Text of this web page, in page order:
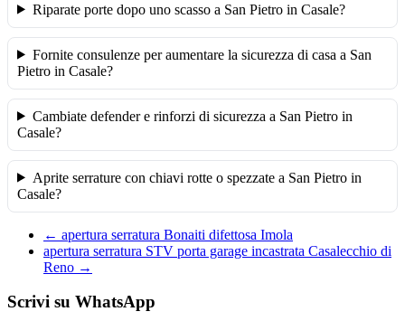
Riparate porte dopo uno scasso a San Pietro in Casale?
Fornite consulenze per aumentare la sicurezza di casa a San
Pietro in Casale?
Cambiate defender e rinforzi di sicurezza a San Pietro in
Casale?
Aprite serrature con chiavi rotte o spezzate a San Pietro in
Casale?
← apertura serratura Bonaiti difettosa Imola
apertura serratura STV porta garage incastrata Casalecchio di
Reno →
Scrivi su WhatsApp